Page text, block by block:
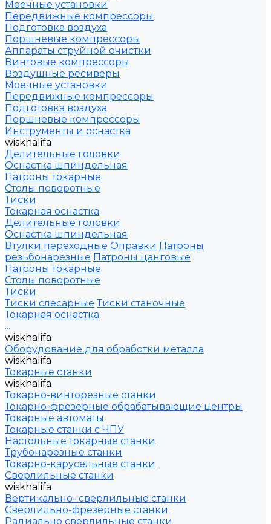
Моечные установки
Передвижные компрессоры
Подготовка воздуха
Поршневые компрессоры
Аппараты струйной очистки
Винтовые компрессоры
Воздушные ресиверы
Моечные установки
Передвижные компрессоры
Подготовка воздуха
Поршневые компрессоры
Инструменты и оснастка
wiskhalifa
Делительные головки
Оснастка шпиндельная
Патроны токарные
Столы поворотные
Тиски
Токарная оснастка
Делительные головки
Оснастка шпиндельная
Втулки переходные Оправки Патроны
резьбонарезные Патроны цанговые
Патроны токарные
Столы поворотные
Тиски
Тиски слесарные Тиски станочные
Токарная оснастка
...
wiskhalifa
Оборудование для обработки металла
wiskhalifa
Токарные станки
wiskhalifa
Токарно-винторезные станки
Токарно-фрезерные обрабатывающие центры
Токарные автоматы
Токарные станки с ЧПУ
Настольные токарные станки
Трубонарезные станки
Токарно-карусельные станки
Сверлильные станки
wiskhalifa
Вертикально- сверлильные станки
Сверлильно-фрезерные станки
Радиально сверлильные станки